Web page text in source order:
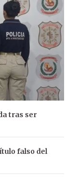
tras ser
falso del